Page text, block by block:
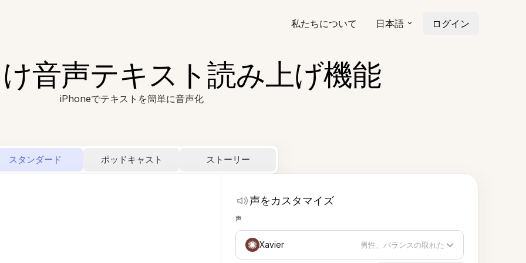
私たちについて 日本語 ログイン
音声テキスト読み上げ機能
iPhoneでテキストを簡単に音声化
スタンダード ポッドキャスト ストーリー
声をカスタマイズ
声
Xavier 男性、バランスの取れた